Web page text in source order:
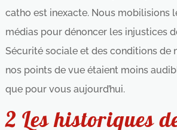
catho est inexacte. Nous mobilisions
médias pour dénoncer les injustices
Sécurité sociale et des conditions de
nos points de vue étaient moins
que pour vous aujourd’hui.
2 Les historiques